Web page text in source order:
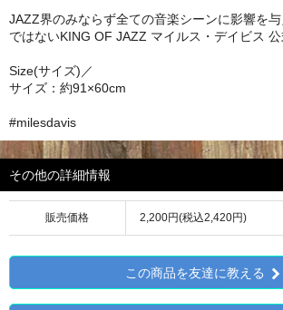
JAZZ界のみならず全ての音楽シーンに影響を
ではないKING OF JAZZ マイルス・デイビス 公
Size(サイズ)／
サイズ：約91×60cm
#milesdavis
その他の詳細情報
販売価格 2,200円(税込2,420円)
この商品を友達に教える